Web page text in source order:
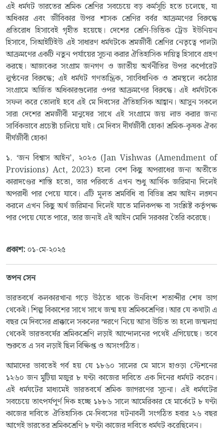
এই ধর্মঘট ভারতের শ্রমিক শ্রেণির সবচেয়ে বড় কর্মসূচি হতে চলেছে, যা
অধিকার এবং জীবিকার উপর শাসক শ্রেণির বর্বর আক্রমণের বিরুদ্ধে
প্রতিরোধ হিসাবেই গৃহীত হয়েছে। দেশের শ্রেণি-ভিত্তিক ট্রেড ইউনিয়ন
হিসাবে, সিআইটিইউ এই সাধারণ ধর্মঘটকে শ্রমজীবী শ্রেণির নেতৃত্বে পালটা
আক্রমণের একটি নতুন পর্যায়ের সূচনা করার ঐতিহাসিক দায়িত্ব হিসাবে গ্রহণ
করছে। আজকের সংগ্রাম জনগণ ও জাতীয় অর্থনীতির উপর কর্পোরেট
লুণ্ঠনের বিরুদ্ধে; এই ধর্মঘট গণতান্ত্রিক, সাংবিধানিক ও শ্রমস্থলে কঠোর
সংগ্রামে অর্জিত অধিকারগুলোর ওপর আক্রমণের বিরুদ্ধে। এই ধর্মঘটকে
সফল করে তোলাই হবে এই মে দিবসের ঐতিহাসিক আহ্বান। আসুন সকলে
সারা দেশের শ্রমজীবী মানুষের সাথে এই সংগ্রামে জয় লাভ করার জন্য
সার্বিকভাবে প্রচেষ্টা চালিয়ে যাই। মে দিবস দীর্ঘজীবী হোক! শ্রমিক-কৃষক ঐক্য
দীর্ঘজীবী হোক!
১. ‘জন বিশ্বাস আইন’, ২০২৩ (Jan Vishwas (Amendment of
Provisions) Act, 2023) হলো বেশ কিছু অপরাধের জন্য অতীতে
কারাদণ্ডের শাস্তি হতো, তার পরিবর্তে এখন শুধু আর্থিক জরিমানা দিলেই
অপরাধী পার পেয়ে যাবে। এটি মূলত শ্রমবিধি বা বিভিন্ন শ্রম আইন লঙ্ঘন
করলে এখন কিছু অর্থ জরিমানা দিলেই যাতে মালিকপক্ষ বা সংশ্লিষ্ট কর্তৃপক্ষ
পার পেয়ে যেতে পারে, তার জন্যই এই আইন মোদি সরকার তৈরি করেছে।
প্রকাশ: ০১-মে-২০২৫
তপন সেন
ভারতবর্ষে কলকারখানা গড়ে উঠতে থাকে উনবিংশ শতাব্দীর শেষ ভাগ
থেকেই। শিল্প বিকাশের সাথে সাথে জন্ম হয় শ্রমিকশ্রেণির। আর যে কথাটা এ
বছর মে দিবসের প্রাক্কালে সকলের স্মরণে নিয়ে আসা উচিত তা হলো জন্মলগ্ন
থেকেই ভারতবর্ষের শ্রমিকশ্রেণি লড়াই আন্দোলনের পথেই এগিয়েছে। তবে
শুরুতে এ সব লড়াই ছিল বিক্ষিপ্ত ও অসংগঠিত।
আমাদের ভাবতেই গর্ব হয় যে ১৮৬০ সালের মে মাসে হাওড়া স্টেশনের
১২৬০ জন মুটিয়া মজুর ৮ ঘণ্টা কাজের দাবিতে এক দিনের ধর্মঘট করেন।
এই ধর্মঘটের মাধ্যমেই ভারতবর্ষে শ্রমিক জাগরণের সূচনা। এই ধর্মঘটের
সবচেয়ে তাৎপর্যপূর্ণ দিক হচ্ছে ১৮৮৬ সালে আমেরিকার হে মার্কেটে ৮ ঘণ্টা
কাজের দাবিতে ঐতিহাসিক মে-দিবসের ঘটনাবলী সংগঠিত হবার ২৬ বছর
আগেই ভারতের শ্রমিকশ্রেণি ৮ ঘণ্টা কাজের দাবিতে ধর্মঘট করেছিলেন।